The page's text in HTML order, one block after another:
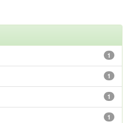
1
1
1
1